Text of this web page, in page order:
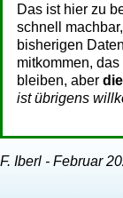
Das ist hier zu
schnell
bisherigen
mitkommen,
bleiben, aber
ist übrigens
F. Iberl - Februar